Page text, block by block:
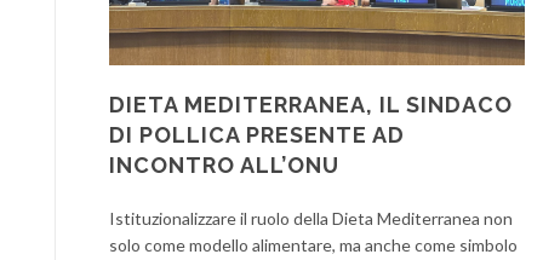
DIETA MEDITERRANEA, IL SINDACO
DI POLLICA PRESENTE AD
INCONTRO ALL’ONU
Istituzionalizzare il ruolo della Dieta Mediterranea non
solo come modello alimentare, ma anche come simbolo